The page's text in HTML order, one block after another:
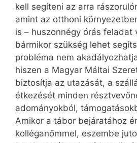
kell segíteni az arra
amint az otthoni
is – huszonnégy órás feladat
bármikor szükség lehet
probléma nem
hiszen a Magyar Máltai
biztosítja az utazását, a
étkezését minden
adományokból,
Amikor a tábor bejáratához
kolléganőmmel, eszembe